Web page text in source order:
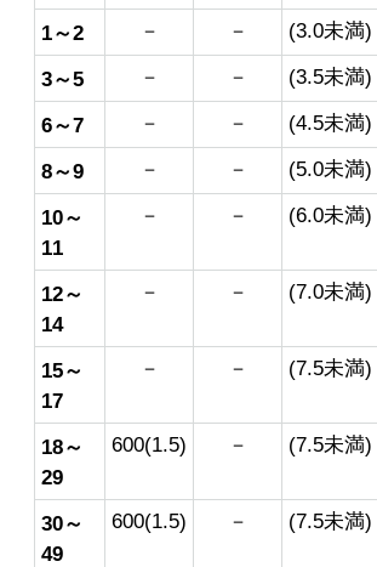
1～2 － － (3.0未満)
3～5 － － (3.5未満)
6～7 － － (4.5未満)
8～9 － － (5.0未満)
10～
11
－ － (6.0未満)
12～
14
－ － (7.0未満)
15～
17
－ － (7.5未満)
18～
29
600(1.5) － (7.5未満)
30～
49
600(1.5) － (7.5未満)